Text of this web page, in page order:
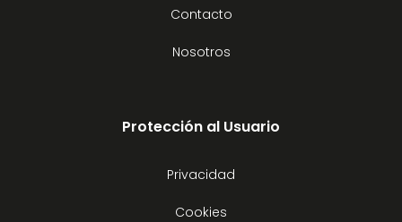
Contacto
Nosotros
Protección al Usuario
Privacidad
Cookies